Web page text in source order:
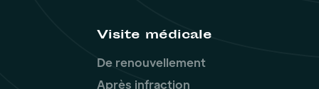
Visite médicale
De renouvellement
Après infraction